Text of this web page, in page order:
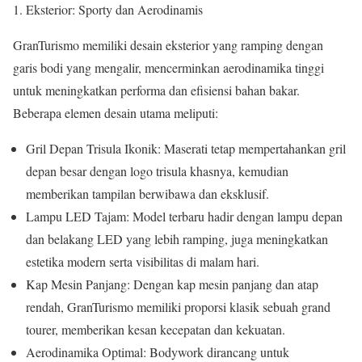
Eksterior: Sporty dan Aerodinamis
GranTurismo memiliki desain eksterior yang ramping dengan
garis bodi yang mengalir, mencerminkan aerodinamika tinggi
untuk meningkatkan performa dan efisiensi bahan bakar.
Beberapa elemen desain utama meliputi:
Gril Depan Trisula Ikonik: Maserati tetap mempertahankan gril
depan besar dengan logo trisula khasnya, kemudian
memberikan tampilan berwibawa dan eksklusif.
Lampu LED Tajam: Model terbaru hadir dengan lampu depan
dan belakang LED yang lebih ramping, juga meningkatkan
estetika modern serta visibilitas di malam hari.
Kap Mesin Panjang: Dengan kap mesin panjang dan atap
rendah, GranTurismo memiliki proporsi klasik sebuah grand
tourer, memberikan kesan kecepatan dan kekuatan.
Aerodinamika Optimal: Bodywork dirancang untuk